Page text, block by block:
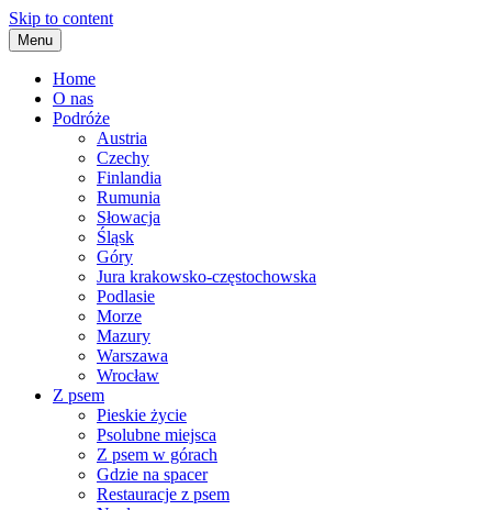
Skip to content
Menu
Home
O nas
Podróże
Austria
Czechy
Finlandia
Rumunia
Słowacja
Śląsk
Góry
Jura krakowsko-częstochowska
Podlasie
Morze
Mazury
Warszawa
Wrocław
Z psem
Pieskie życie
Psolubne miejsca
Z psem w górach
Gdzie na spacer
Restauracje z psem